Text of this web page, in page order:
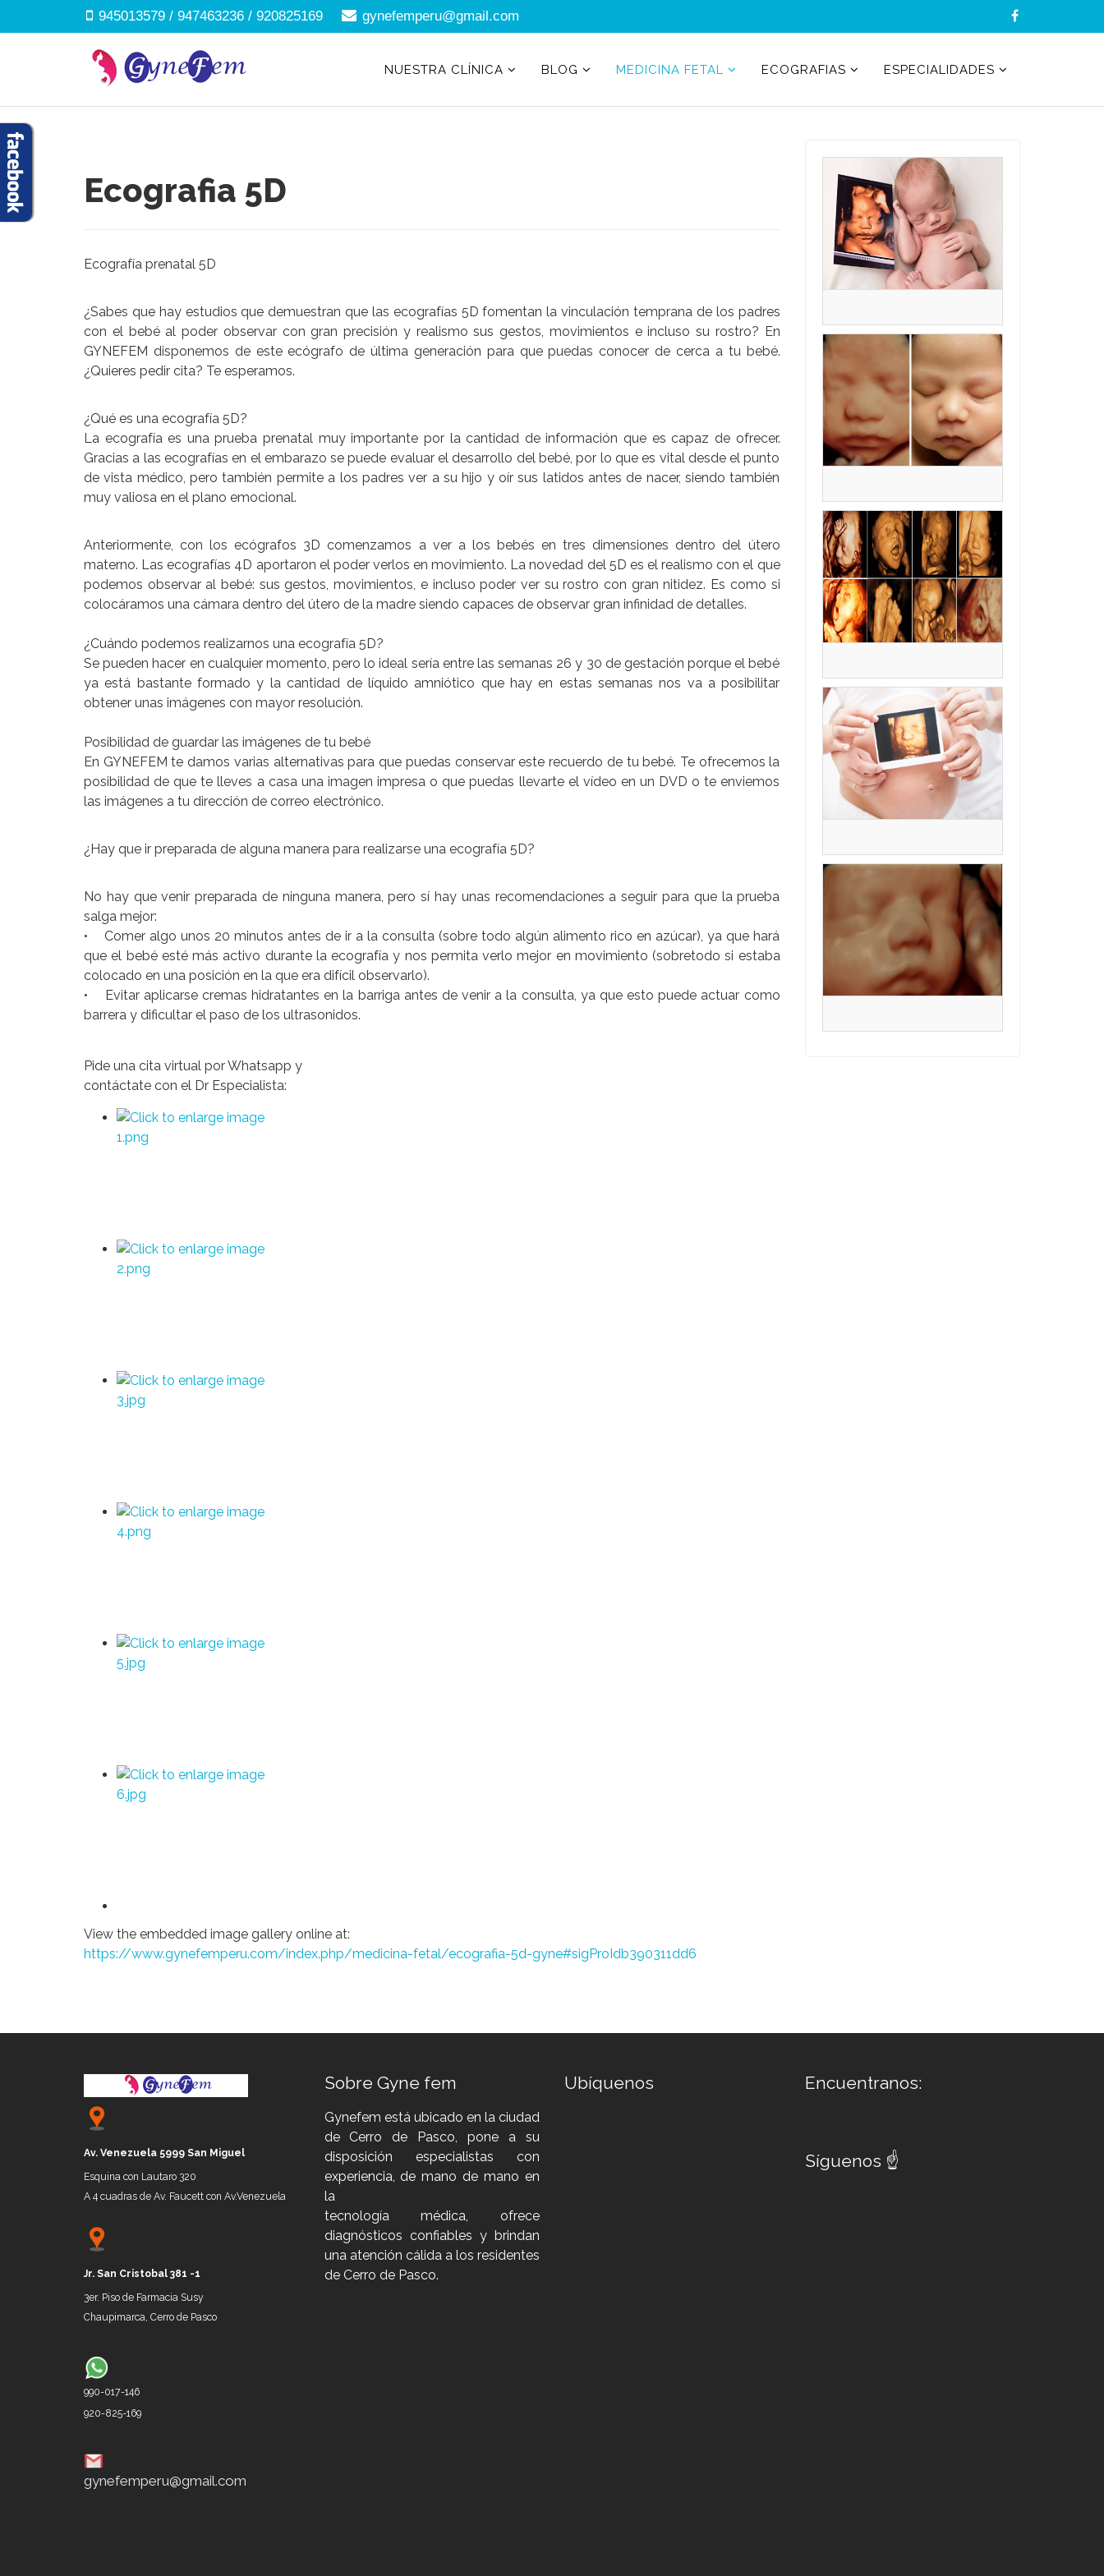
945013579 / 947463236 / 920825169 gynefemperu@gmail.com
NUESTRA CLÍNICA BLOG MEDICINA FETAL ECOGRAFIAS ESPECIALIDADES
Ecografia 5D
Ecografía prenatal 5D
¿Sabes que hay estudios que demuestran que las ecografías 5D fomentan la vinculación temprana de los padres
con el bebé al poder observar con gran precisión y realismo sus gestos, movimientos e incluso su rostro? En
GYNEFEM disponemos de este ecógrafo de última generación para que puedas conocer de cerca a tu bebé.
¿Quieres pedir cita? Te esperamos.
¿Qué es una ecografía 5D?
La ecografía es una prueba prenatal muy importante por la cantidad de información que es capaz de ofrecer.
Gracias a las ecografías en el embarazo se puede evaluar el desarrollo del bebé, por lo que es vital desde el punto
de vista médico, pero también permite a los padres ver a su hijo y oír sus latidos antes de nacer, siendo también
muy valiosa en el plano emocional.
Anteriormente, con los ecógrafos 3D comenzamos a ver a los bebés en tres dimensiones dentro del útero
materno. Las ecografías 4D aportaron el poder verlos en movimiento. La novedad del 5D es el realismo con el que
podemos observar al bebé: sus gestos, movimientos, e incluso poder ver su rostro con gran nitidez. Es como si
colocáramos una cámara dentro del útero de la madre siendo capaces de observar gran infinidad de detalles.
¿Cuándo podemos realizarnos una ecografía 5D?
Se pueden hacer en cualquier momento, pero lo ideal sería entre las semanas 26 y 30 de gestación porque el bebé
ya está bastante formado y la cantidad de líquido amniótico que hay en estas semanas nos va a posibilitar
obtener unas imágenes con mayor resolución.
Posibilidad de guardar las imágenes de tu bebé
En GYNEFEM te damos varias alternativas para que puedas conservar este recuerdo de tu bebé. Te ofrecemos la
posibilidad de que te lleves a casa una imagen impresa o que puedas llevarte el vídeo en un DVD o te enviemos
las imágenes a tu dirección de correo electrónico.
¿Hay que ir preparada de alguna manera para realizarse una ecografía 5D?
No hay que venir preparada de ninguna manera, pero sí hay unas recomendaciones a seguir para que la prueba
salga mejor:
• Comer algo unos 20 minutos antes de ir a la consulta (sobre todo algún alimento rico en azúcar), ya que hará
que el bebé esté más activo durante la ecografía y nos permita verlo mejor en movimiento (sobretodo si estaba
colocado en una posición en la que era difícil observarlo).
• Evitar aplicarse cremas hidratantes en la barriga antes de venir a la consulta, ya que esto puede actuar como
barrera y dificultar el paso de los ultrasonidos.
Pide una cita virtual por Whatsapp y
contáctate con el Dr Especialista:
View the embedded image gallery online at:
https://www.gynefemperu.com/index.php/medicina-fetal/ecografia-5d-gyne#sigProIdb390311dd6
Av. Venezuela 5999 San Miguel
Esquina con Lautaro 320
A 4 cuadras de Av. Faucett con Av.Venezuela
Jr. San Cristobal 381 -1
3er. Piso de Farmacia Susy
Chaupimarca, Cerro de Pasco
990-017-146
920-825-169
gynefemperu@gmail.com
Sobre Gyne fem
Gynefem está ubicado en la ciudad
de Cerro de Pasco, pone a su
disposición especialistas con
experiencia, de mano de mano en
la
tecnología médica, ofrece
diagnósticos confiables y brindan
una atención cálida a los residentes
de Cerro de Pasco.
Ubíquenos Encuentranos:
Síguenos ☝